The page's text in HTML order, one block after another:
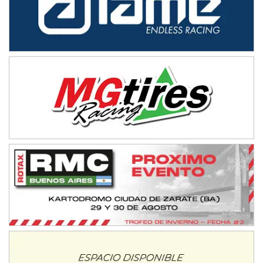
08/09-AGO
IAME SERIES ARGENTINA 6
Baradero (Buenos Aires)
Ciudad de Trenque Lauquen (Asfalto)
Trenque Lauquen (Buenos Aires)
ENTRERRIANO - F6 (POSTERGADA)
Parque de la Velocidad (Asfalto)
Villaguay (Entre Ríos)
VICTORIENSE - F7
El Cerro (Tierra)
Victoria (Entre Ríos)
Moto Club Reginense (Tierra)
Gral. E. Godoy (Río Negro)